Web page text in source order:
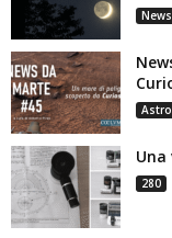
280